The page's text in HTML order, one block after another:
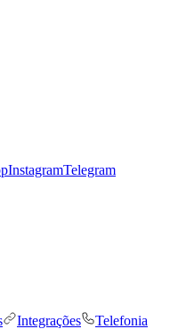
InstagramTelegram
Integrações
Telefonia